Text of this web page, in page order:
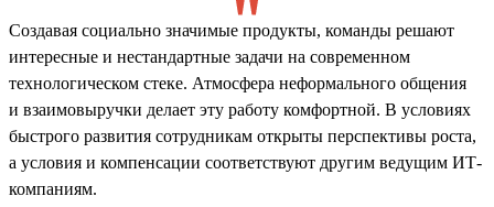
Создавая социально значимые продукты, команды решают
интересные и нестандартные задачи на современном
технологическом стеке. Атмосфера неформального общения
и взаимовыручки делает эту работу комфортной. В условиях
быстрого развития сотрудникам открыты перспективы роста,
а условия и компенсации соответствуют другим ведущим ИТ-
компаниям.